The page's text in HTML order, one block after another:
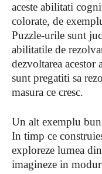
aceste abilitati
colorate, de
Puzzle-urile sunt
abilitatile de
dezvoltarea
sunt pregatiti sa
masura ce cresc.
Un alt exemplu
In timp ce
exploreze lumea
imagineze in